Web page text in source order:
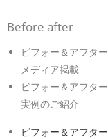
Before after
ビフォー＆アフター
メディア掲載
ビフォー＆アフター
実例のご紹介
ビフォー＆アフター